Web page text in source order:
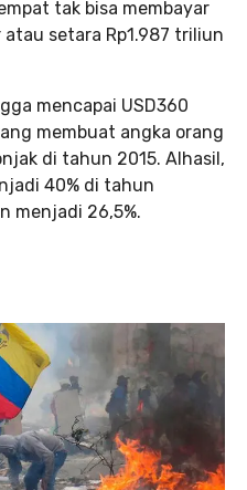
tak bisa membayar
setara Rp1.987 triliun
mencapai USD360
membuat angka orang
di tahun 2015. Alhasil,
40% di tahun
menjadi 26,5%.